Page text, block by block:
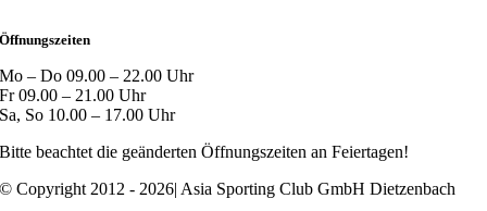
Öffnungszeiten
Mo – Do 09.00 – 22.00 Uhr
Fr 09.00 – 21.00 Uhr
Sa, So 10.00 – 17.00 Uhr
Bitte beachtet die geänderten Öffnungszeiten an Feiertagen!
© Copyright 2012 - 2026| Asia Sporting Club GmbH Dietzenbach